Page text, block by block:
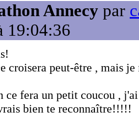
Annecy par
19:04:36
croisera peut-être , mais
ce fera un petit coucou ,
bien te reconnaître!!!!!